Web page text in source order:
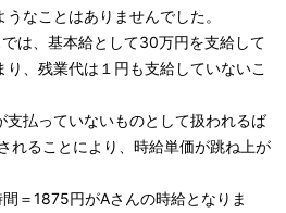
なことはありませんでした。
は、基本給として30万円を支給して
、残業代は１円も支給していないこ
支払っていないものとして扱われるば
れることにより、時給単価が跳ね上が
＝1875円がAさんの時給となりま